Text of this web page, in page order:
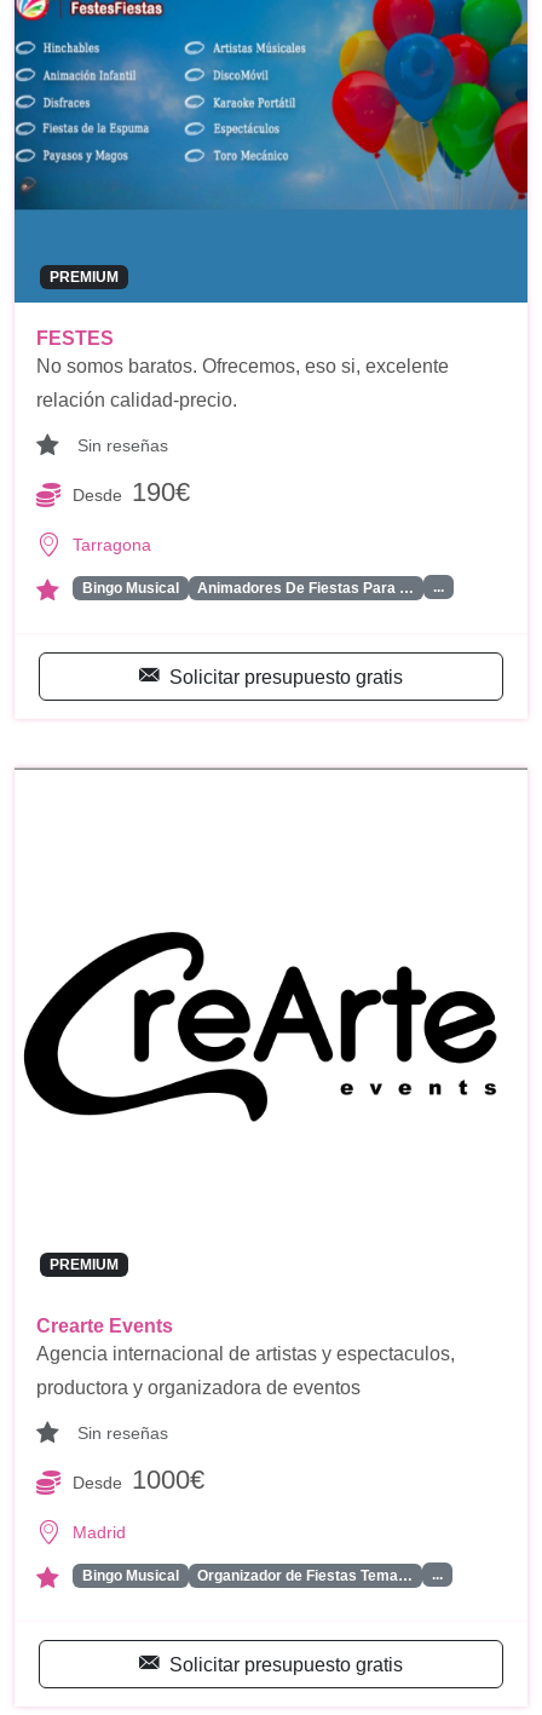
PREMIUM
FESTES
No somos baratos. Ofrecemos, eso si, excelente
relación calidad-precio.
Sin reseñas
Desde 190€
Tarragona
Bingo Musical Animadores De Fiestas Para … ...
Solicitar presupuesto gratis
PREMIUM
Crearte Events
Agencia internacional de artistas y espectaculos,
productora y organizadora de eventos
Sin reseñas
Desde 1000€
Madrid
Bingo Musical Organizador de Fiestas Tema… ...
Solicitar presupuesto gratis